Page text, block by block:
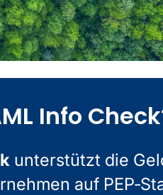
Info
unterstützt die
auf